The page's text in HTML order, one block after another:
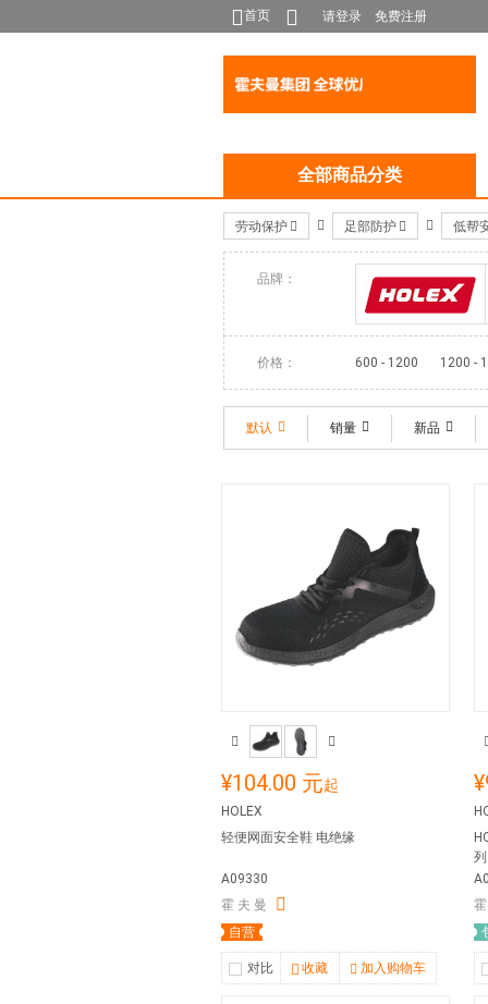
首页 请登录 免费注册
全部商品分类
劳动保护 足部防护 低帮
品牌：
价格： 600 - 1200 1200 -
默认 销量 新品
¥104.00 元起
HOLEX
轻便网面安全鞋 电绝缘
A09330
霍 夫 曼
自营
对比 收藏 加入购物车
列